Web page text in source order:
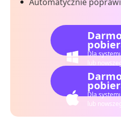
Dla
lub
Dla
lub